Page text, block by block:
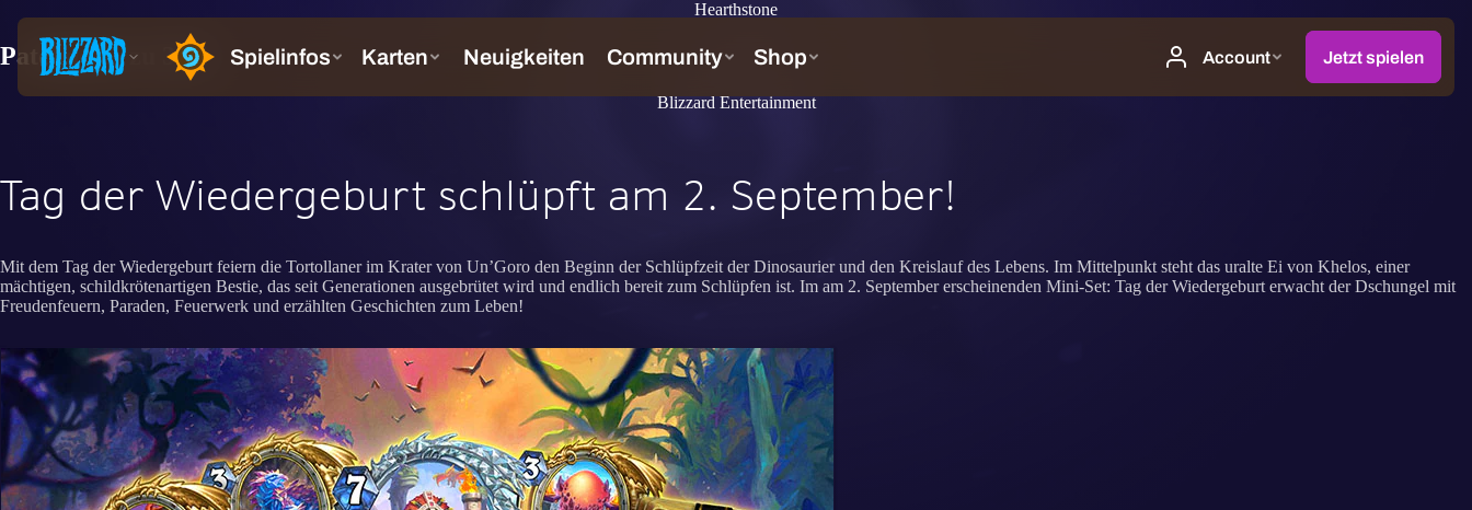
Hearthstone
Patchnotes zu 33.4
Blizzard Entertainment
Tag der Wiedergeburt schlüpft am 2. September!
Mit dem Tag der Wiedergeburt feiern die Tortollaner im Krater von Un’Goro den Beginn der Schlüpfzeit der Dinosaurier und den Kreislauf des Lebens. Im Mittelpunkt steht das uralte Ei von Khelos, einer
mächtigen, schildkrötenartigen Bestie, das seit Generationen ausgebrütet wird und endlich bereit zum Schlüpfen ist. Im am 2. September erscheinenden Mini-Set: Tag der Wiedergeburt erwacht der Dschungel mit
Freudenfeuern, Paraden, Feuerwerk und erzählten Geschichten zum Leben!